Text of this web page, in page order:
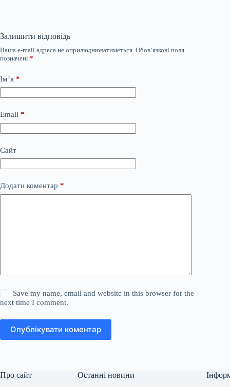
Залишити відповідь
Ваша e-mail адреса не оприлюднюватиметься. Обов’язкові поля
позначені *
Ім’я *
Email *
Сайт
Додати коментар *
Save my name, email and website in this browser for the
next time I comment.
Опублікувати коментар
Про сайт Останні новини